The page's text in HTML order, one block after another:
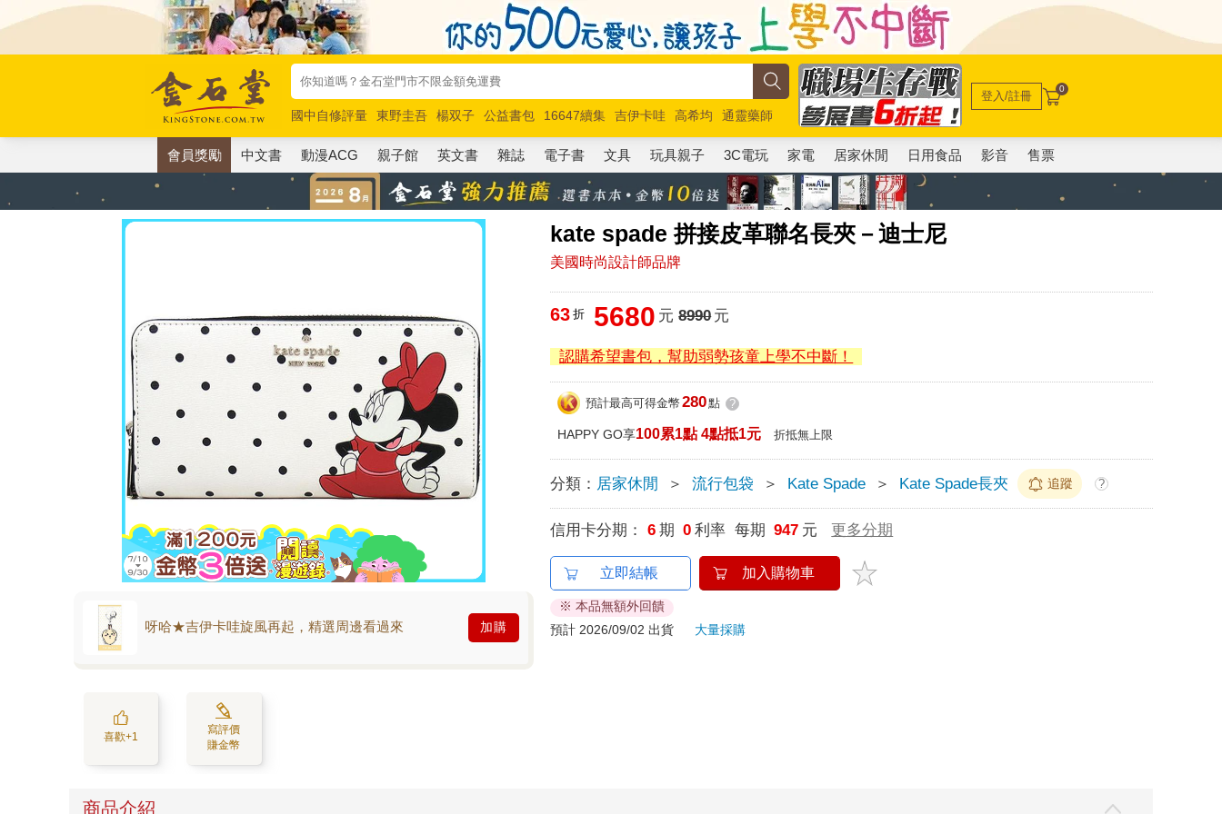
國中自修評量 東野圭吾 楊双子 公益書包 16647續集 吉伊卡哇 高希均
通靈藥師
唯紅花綻放
奧德賽 路邊攤新作 馬斯克 玩具總動員5 超慢跑
登入/註冊 0
會員獎勵 中文書 動漫ACG 親子館 英文書 雜誌 電子書 文具 玩具親子 3C電玩 家電 居家休閒 日用食品 影音 售票
kate spade 拼接皮革聯名長夾－迪士尼
美國時尚設計師品牌
呀哈★吉伊卡哇旋風再起，精選周邊看過來 加購
喜歡+1
寫評價
賺金幣
63 折 5680 元 8990元
認購希望書包，幫助弱勢孩童上學不中斷！
預計最高可得金幣 280點 ?
HAPPY GO享100累1點 4點抵1元 折抵無上限
分類： 居家休閒 ＞ 流行包袋 ＞ Kate Spade ＞ Kate Spade長夾 追蹤 ?
信用卡分期： 6 期 0 利率 每期 947 元 更多分期
立即結帳 加入購物車
※ 本品無額外回饋
預計 2026/09/02 出貨
大量採購
商品介紹